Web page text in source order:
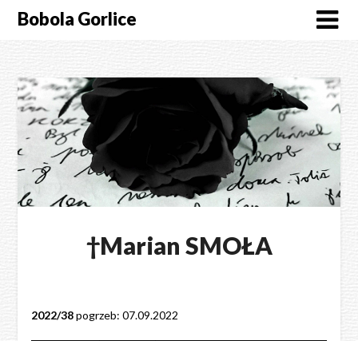
SkipBobola Gorlice
†Marian SMOŁA
2022/38pogrzeb: 07.09.2022